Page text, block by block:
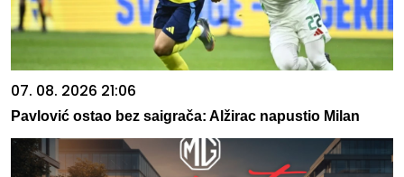
07. 08. 2026 21:06
Pavlović ostao bez saigrača: Alžirac napustio Milan